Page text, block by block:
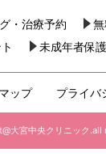
・治療予約
未成年者保
ップ プライバ
大宮中央クリニック